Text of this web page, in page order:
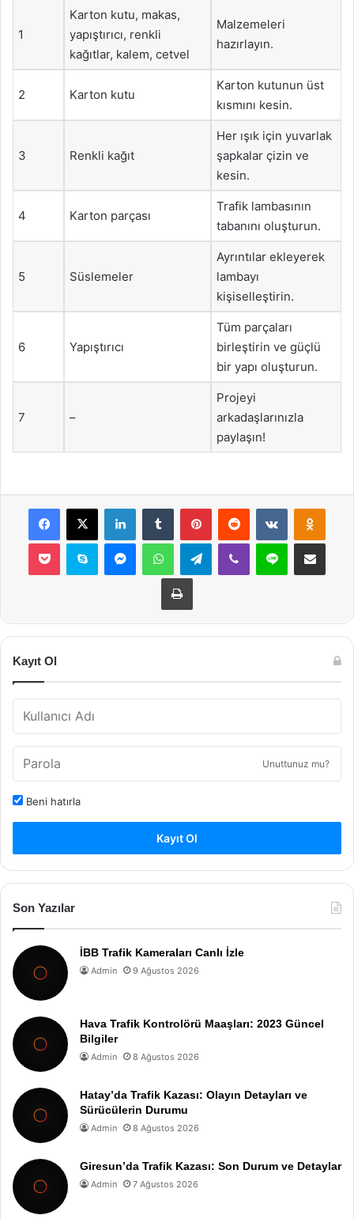
1
Karton kutu, makas,
yapıştırıcı, renkli
kağıtlar, kalem, cetvel
Malzemeleri
hazırlayın.
2 Karton kutu
Karton kutunun üst
kısmını kesin.
3 Renkli kağıt
Her ışık için yuvarlak
şapkalar çizin ve
kesin.
4 Karton parçası
Trafik lambasının
tabanını oluşturun.
5 Süslemeler
Ayrıntılar ekleyerek
lambayı
kişiselleştirin.
6 Yapıştırıcı
Tüm parçaları
birleştirin ve güçlü
bir yapı oluşturun.
7 –
Projeyi
arkadaşlarınızla
paylaşın!
Facebook
X LinkedInTumblr PinterestReddit VKontakte
Pocket Skype MessengerWhatsAppTelegramViber Line E-Posta ile
Yazdır
Kayıt Ol
Unuttunuz mu?
Beni hatırla
Kayıt Ol
Son Yazılar
İBB Trafik Kameraları Canlı İzle
Admin 9 Ağustos 2026
Hava Trafik Kontrolörü Maaşları: 2023 Güncel
Bilgiler
Admin 8 Ağustos 2026
Hatay’da Trafik Kazası: Olayın Detayları ve
Sürücülerin Durumu
Admin 8 Ağustos 2026
Giresun’da Trafik Kazası: Son Durum ve Detaylar
Admin 7 Ağustos 2026